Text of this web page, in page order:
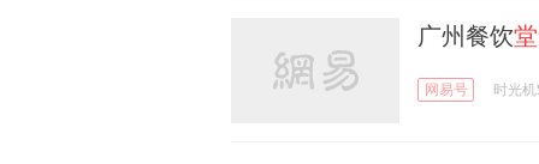
广州餐饮
网易号 时光